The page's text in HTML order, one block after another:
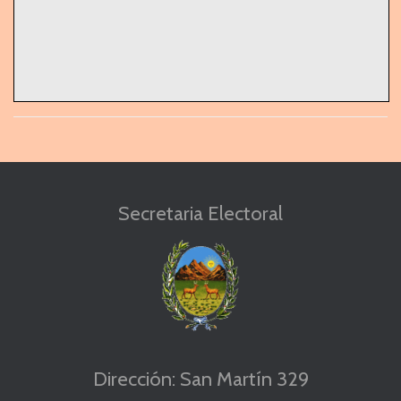
Secretaria Electoral
Dirección: San Martín 329